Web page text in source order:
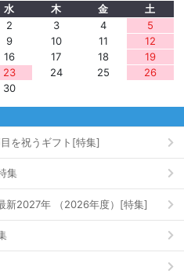
水 木 金
土
2 3 4
5
9 10 11
12
16 17 18
19
23 24 25
26
30
を祝うギフト[特集]
集
新2027年 （2026年度）[特集]